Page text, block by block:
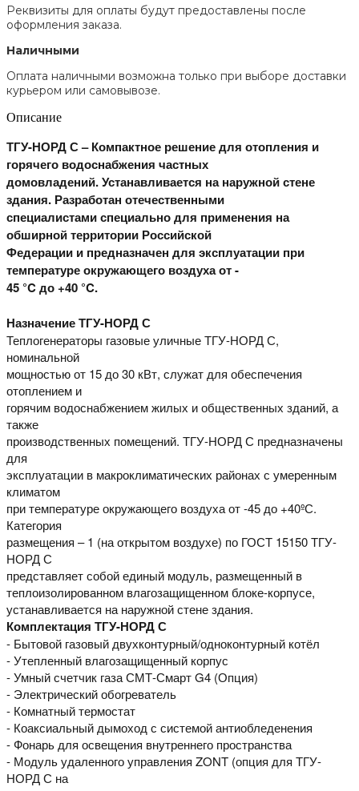
Реквизиты для оплаты будут предоставлены после
оформления заказа.
Наличными
Оплата наличными возможна только при выборе доставки
курьером или самовывозе.
Описание
ТГУ-НОРД С – Компактное решение для отопления и
горячего водоснабжения частных
домовладений. Устанавливается на наружной стене
здания. Разработан отечественными
специалистами специально для применения на
обширной территории Российской
Федерации и предназначен для эксплуатации при
температуре окружающего воздуха от -
45 °C до +40 °C.
Назначение ТГУ-НОРД С
Теплогенераторы газовые уличные ТГУ-НОРД С,
номинальной
мощностью от 15 до 30 кВт, служат для обеспечения
отоплением и
горячим водоснабжением жилых и общественных зданий, а
также
производственных помещений. ТГУ-НОРД С предназначены
для
эксплуатации в макроклиматических районах с умеренным
климатом
при температуре окружающего воздуха от -45 до +40ºС.
Категория
размещения – 1 (на открытом воздухе) по ГОСТ 15150 ТГУ-
НОРД С
представляет собой единый модуль, размещенный в
теплоизолированном влагозащищенном блоке-корпусе,
устанавливается на наружной стене здания.
Комплектация ТГУ-НОРД С
- Бытовой газовый двухконтурный/одноконтурный котёл
- Утепленный влагозащищенный корпус
- Умный счетчик газа СМТ-Смарт G4 (Опция)
- Электрический обогреватель
- Комнатный термостат
- Коаксиальный дымоход с системой антиобледенения
- Фонарь для освещения внутреннего пространства
- Модуль удаленного управления ZONT (опция для ТГУ-
НОРД С на